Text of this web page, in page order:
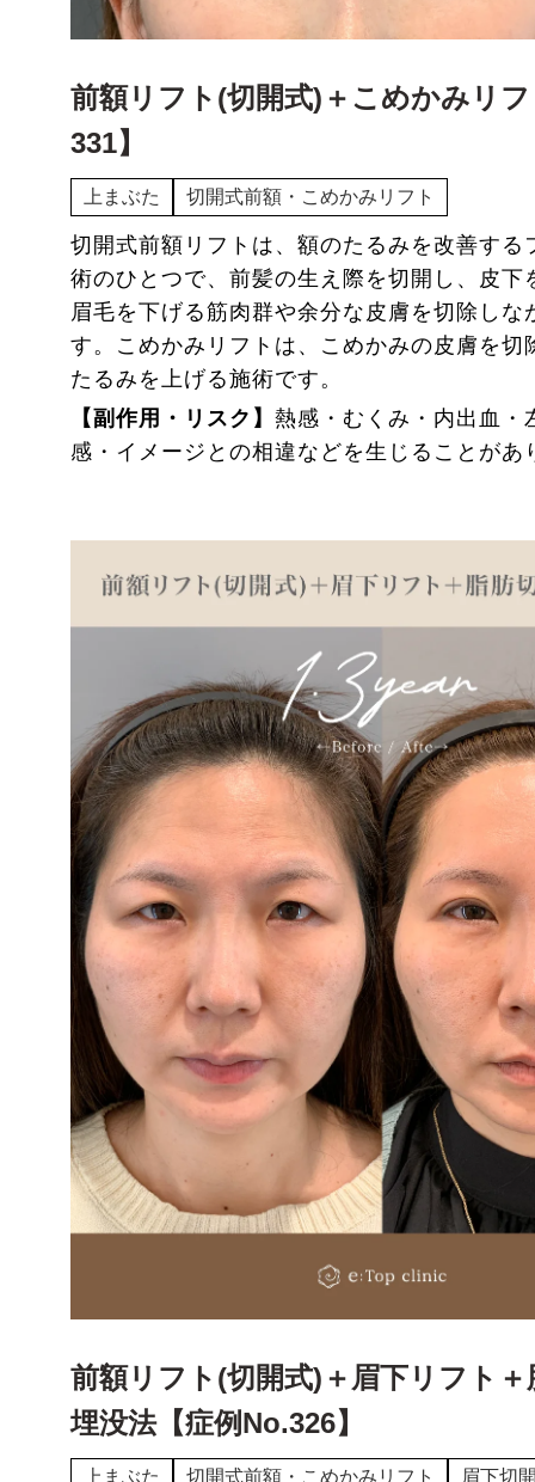
前額リフト(切開式)＋こめかみリ
331】
上まぶた 切開式前額・こめかみリフト
切開式前額リフトは、額のたるみを改善する
術のひとつで、前髪の生え際を切開し、皮下
眉毛を下げる筋肉群や余分な皮膚を切除しな
す。こめかみリフトは、こめかみの皮膚を切
たるみを上げる施術です。
【副作用・リスク】 熱感・むくみ・内出血・
感・イメージとの相違などを生じることがあ
前額リフト(切開式)＋眉下リフト＋
埋没法【症例No.326】
上まぶた 切開式前額・こめかみリフト 眉下切